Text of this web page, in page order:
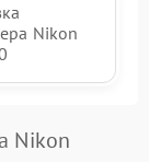
Nikon
Nikon